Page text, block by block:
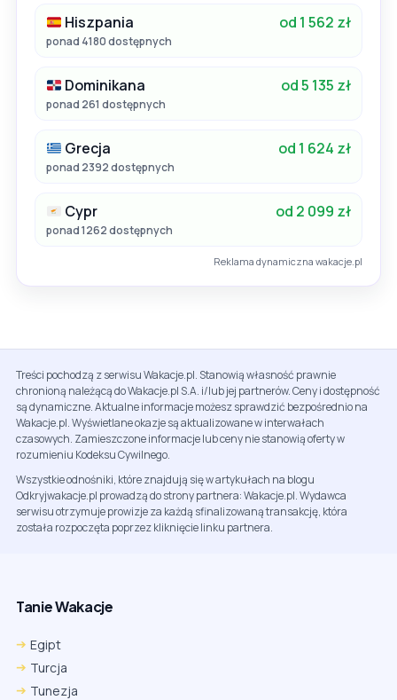
Hiszpania od 1 562 zł
ponad 4180 dostępnych
Dominikana od 5 135 zł
ponad 261 dostępnych
Grecja od 1 624 zł
ponad 2392 dostępnych
Cypr od 2 099 zł
ponad 1262 dostępnych
Reklama dynamiczna wakacje.pl
Treści pochodzą z serwisu Wakacje.pl. Stanowią własność prawnie
chronioną należącą do Wakacje.pl S.A. i/lub jej partnerów. Ceny i dostępność
są dynamiczne. Aktualne informacje możesz sprawdzić bezpośrednio na
Wakacje.pl. Wyświetlane okazje są aktualizowane w interwałach
czasowych. Zamieszczone informacje lub ceny nie stanowią oferty w
rozumieniu Kodeksu Cywilnego.
Wszystkie odnośniki, które znajdują się w artykułach na blogu
Odkryjwakacje.pl prowadzą do strony partnera: Wakacje.pl. Wydawca
serwisu otrzymuje prowizje za każdą sfinalizowaną transakcję, która
została rozpoczęta poprzez kliknięcie linku partnera.
Tanie Wakacje
Egipt
Turcja
Tunezja